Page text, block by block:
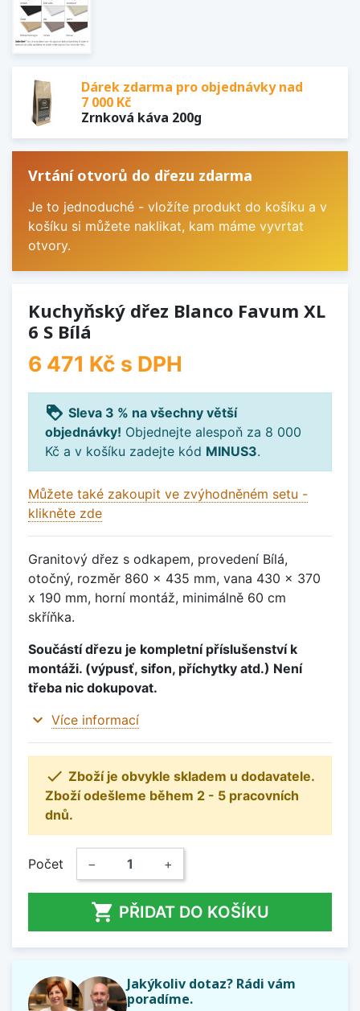
Dárek zdarma pro objednávky nad
7 000 Kč
Zrnková káva 200g
Vrtání otvorů do dřezu zdarma
Je to jednoduché - vložíte produkt do košíku a v
košíku si můžete naklikat, kam máme vyvrtat
otvory.
Kuchyňský dřez Blanco Favum XL
6 S Bílá
6 471 Kč s DPH
loyalty Sleva 3 % na všechny větší
objednávky! Objednejte alespoň za 8 000
Kč a v košíku zadejte kód MINUS3.
Můžete také zakoupit ve zvýhodněném setu -
klikněte zde
Granitový dřez s odkapem, provedení Bílá,
otočný, rozměr 860 x 435 mm, vana 430 x 370
x 190 mm, horní montáž, minimálně 60 cm
skříňka.
Součástí dřezu je kompletní příslušenství k
montáži. (výpusť, sifon, příchytky atd.) Není
třeba nic dokupovat.
expand_more Více informací
 Zboží je obvykle skladem u dodavatele.
Zboží odešleme během 2 - 5 pracovních
dnů.
Počet − +
 PŘIDAT DO KOŠÍKU
Jakýkoliv dotaz? Rádi vám
poradíme.